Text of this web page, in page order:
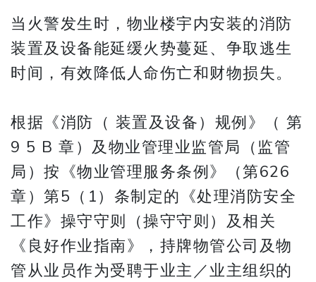
当火警发生时，物业楼宇内安装的消防
装置及设备能延缓火势蔓延、争取逃生
时间，有效降低人命伤亡和财物损失。
根据《消防（ 装置及设备）规例》（ 第
9 5 B 章）及物业管理业监管局（监管
局）按《物业管理服务条例》（第626
章）第5（1）条制定的《处理消防安全
工作》操守守则（操守守则）及相关
《良好作业指南》，持牌物管公司及物
管从业员作为受聘于业主／业主组织的